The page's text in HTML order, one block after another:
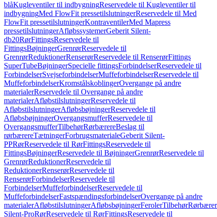
blåKugleventiler til indbygningReservedele til Kugleventiler til
indbygningMed FlowFit pressetilslutningerReservedele til Med
FlowFit pressetilslutningerKontraventilerMed Mapress
pressetilslutningerAfløbssystemerGeberit Silent-
db20RørFittingsReservedele til
FittingsBøjningerGrenrørReservedele til
GrenrørReduktionerRenserørReservedele til RenserørFittings
SuperTubeBøjningerSpecielle fittingsForbindelserReservedele til
ForbindelserSvejseforbindelserMuffeforbindelserReservedele til
MuffeforbindelserKromstålskoblingerOvergange på andre
materialerReservedele til Overgange på andre
materialerAfløbstilslutningerReservedele til
AfløbstilslutningerAfløbsbøjningerReservedele til
AfløbsbøjningerOvergangsmufferReservedele til
OvergangsmufferTilbehørRørbærereBeslag til
rørbærereTætningerForbrugsmaterialeGeberit Silent-
PPRørReservedele til RørFittingsReservedele til
FittingsBøjningerReservedele til BøjningerGrenrørReservedele til
GrenrørReduktionerReservedele til
ReduktionerRenserørReservedele til
RenserørForbindelserReservedele til
ForbindelserMuffeforbindelserReservedele til
MuffeforbindelserFastspændingsforbindelserOvergange på andre
materialerAfløbstilslutningerAfløbsbøjningerFerolerTilbehør
Silent-ProRørReservedele til RørFittingsReservedele til